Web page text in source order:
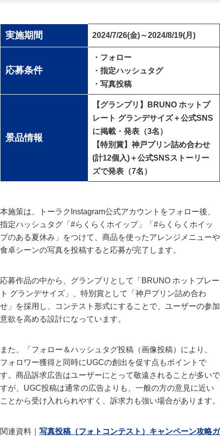
実施期間 2024/7/26(金)～2024/8/19(月)
応募条件
・フォロー
・指定ハッシュタグ
・写真投稿
景品情報
【グランプリ】BRUNO ホットプ
レート グランデサイズ＋公式SNS
に掲載・発表（3名）
【特別賞】神戸プリン詰め合わせ
(計12個入)＋公式SNSストーリー
ズで発表（7名）
本施策は、トーラクInstagram公式アカウントをフォロー後、
指定ハッシュタグ「#らくらくホイップ」「#らくらくホイッ
プのある夏休み」をつけて、商品を使ったアレンジメニューや
食卓シーンの写真を投稿すると応募が完了します。
応募作品の中から、グランプリとして「BRUNO ホットプレー
ト グランデサイズ」、特別賞として「神戸プリン詰め合わ
せ」を採用し、コンテスト形式にすることで、ユーザーの参加
意欲を高める設計になっています。
また、「フォロー＆ハッシュタグ投稿（画像投稿）により、
フォロワー獲得と同時にUGCの創出を促す点もポイントで
す。商品訴求広告はユーザーにとって敬遠されることが多いで
すが、UGC投稿は通常の広告よりも、一般の方の意見に近い
ことから受け入れられやすく、訴求力も強い場合があります。
関連資料｜ 写真投稿（フォトコンテスト）キャンペーン攻略ガ